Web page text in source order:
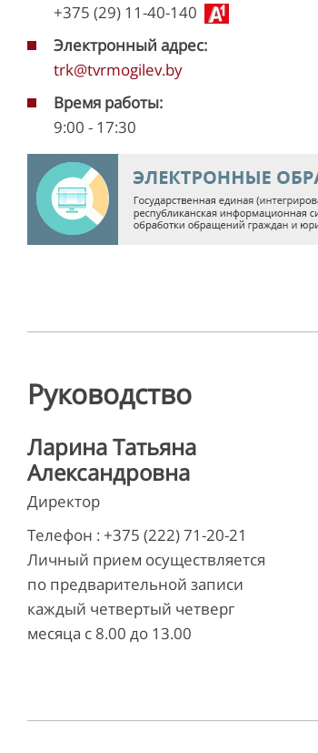
+375 (29) 11-40-140
Электронный адрес:
trk@tvrmogilev.by
Время работы:
9:00 - 17:30
Руководство
Ларина Татьяна
Александровна
Директор
Телефон : +375 (222) 71-20-21
Личный прием осуществляется
по предварительной записи
каждый четвертый четверг
месяца с 8.00 до 13.00